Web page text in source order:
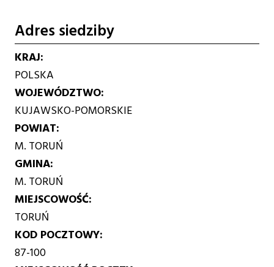
Adres siedziby
KRAJ
POLSKA
WOJEWÓDZTWO
KUJAWSKO-POMORSKIE
POWIAT
M. TORUŃ
GMINA
M. TORUŃ
MIEJSCOWOŚĆ
TORUŃ
KOD POCZTOWY
87-100